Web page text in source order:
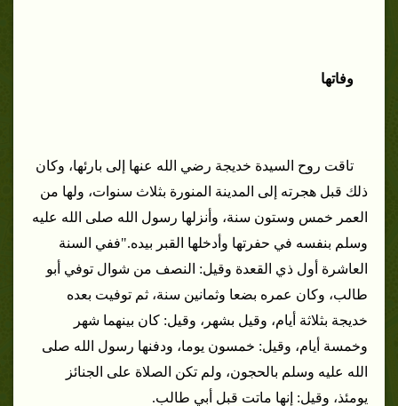
وفاتها
تاقت روح السيدة خديجة رضي الله عنها إلى بارئها، وكان
ذلك قبل هجرته إلى المدينة المنورة بثلاث سنوات، ولها من
العمر خمس وستون سنة، وأنزلها رسول الله صلى الله عليه
وسلم بنفسه في حفرتها وأدخلها القبر بيده."ففي السنة
العاشرة أول ذي القعدة وقيل: النصف من شوال توفي أبو
طالب، وكان عمره بضعا وثمانين سنة، ثم توفيت بعده
خديجة بثلاثة أيام، وقيل بشهر، وقيل: كان بينهما شهر
وخمسة أيام، وقيل: خمسون يوما، ودفنها رسول الله صلى
الله عليه وسلم بالحجون، ولم تكن الصلاة على الجنائز
يومئذ، وقيل: إنها ماتت قبل أبي طالب.